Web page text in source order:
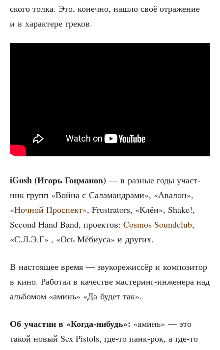
ско­го тол­ка. Это, конеч­но, нашло своё отра­же­ние
и в харак­те­ре треков.
iGosh (Игорь Гоц­ма­нов) — в раз­ные годы участ­
ник групп «Вой­на с Сала­манд­ра­ми», «Ава­лон»,
«Ноч­ной Про­спект», Frustrators, «Клён», Shake!,
Second Hand Band, про­ек­тов: Cosmos Soundclub,
«С.Л.Э.Г» , «Ось Мёби­уса» и других.
В насто­я­щее вре­мя — зву­ко­ре­жис­сёр и ком­по­зи­тор
в кино. Рабо­тал в каче­стве масте­ринг-инже­не­ра над
аль­бо­мом «аминь» «Да будет так».
Об уча­стии в «Когда-нибудь»: «аминь» — это
такой новый Sex Pistols, где-то панк-рок, а где-то